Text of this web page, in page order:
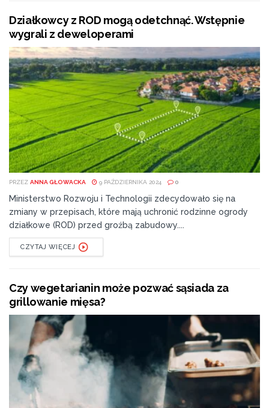
Działkowcy z ROD mogą odetchnąć. Wstępnie
wygrali z deweloperami
PRZEZ ANNA GŁOWACKA 9 PAŹDZIERNIKA 2024 0
Ministerstwo Rozwoju i Technologii zdecydowało się na
zmiany w przepisach, które mają uchronić rodzinne ogrody
działkowe (ROD) przed groźbą zabudowy....
CZYTAJ WIĘCEJ
Czy wegetarianin może pozwać sąsiada za
grillowanie mięsa?